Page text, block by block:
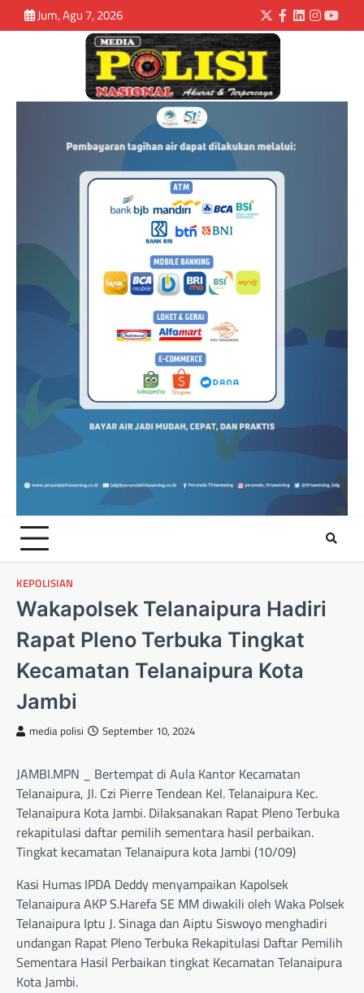
Jum, Agu 7, 2026
KEPOLISIAN
Wakapolsek Telanaipura Hadiri
Rapat Pleno Terbuka Tingkat
Kecamatan Telanaipura Kota
Jambi
media polisi September 10, 2024
JAMBI.MPN _ Bertempat di Aula Kantor Kecamatan
Telanaipura, Jl. Czi Pierre Tendean Kel. Telanaipura Kec.
Telanaipura Kota Jambi. Dilaksanakan Rapat Pleno Terbuka
rekapitulasi daftar pemilih sementara hasil perbaikan.
Tingkat kecamatan Telanaipura kota Jambi (10/09)
Kasi Humas IPDA Deddy menyampaikan Kapolsek
Telanaipura AKP S.Harefa SE MM diwakili oleh Waka Polsek
Telanaipura Iptu J. Sinaga dan Aiptu Siswoyo menghadiri
undangan Rapat Pleno Terbuka Rekapitulasi Daftar Pemilih
Sementara Hasil Perbaikan tingkat Kecamatan Telanaipura
Kota Jambi.